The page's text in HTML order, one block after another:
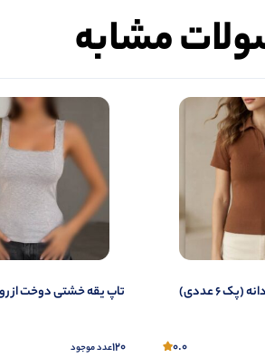
این کالا نظر دهید.
نیز دیدگاه خود را ثبت کنید.
مشابه
6 عددی)
0.0
تاپ یقه خشتی دوخت از رو (پک
120عدد موجود